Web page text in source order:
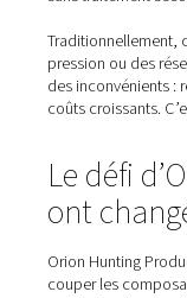
dans
comme gaz
découpe et
l'aluminium et
nette, ce qui
sans